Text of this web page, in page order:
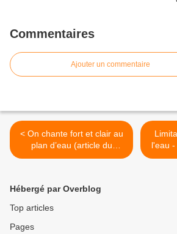
Commentaires
Ajouter un commentaire
< On chante fort et clair au
plan d’eau (article du
journal L'Alsace du
Hébergé par Overblog
Top articles
Pages